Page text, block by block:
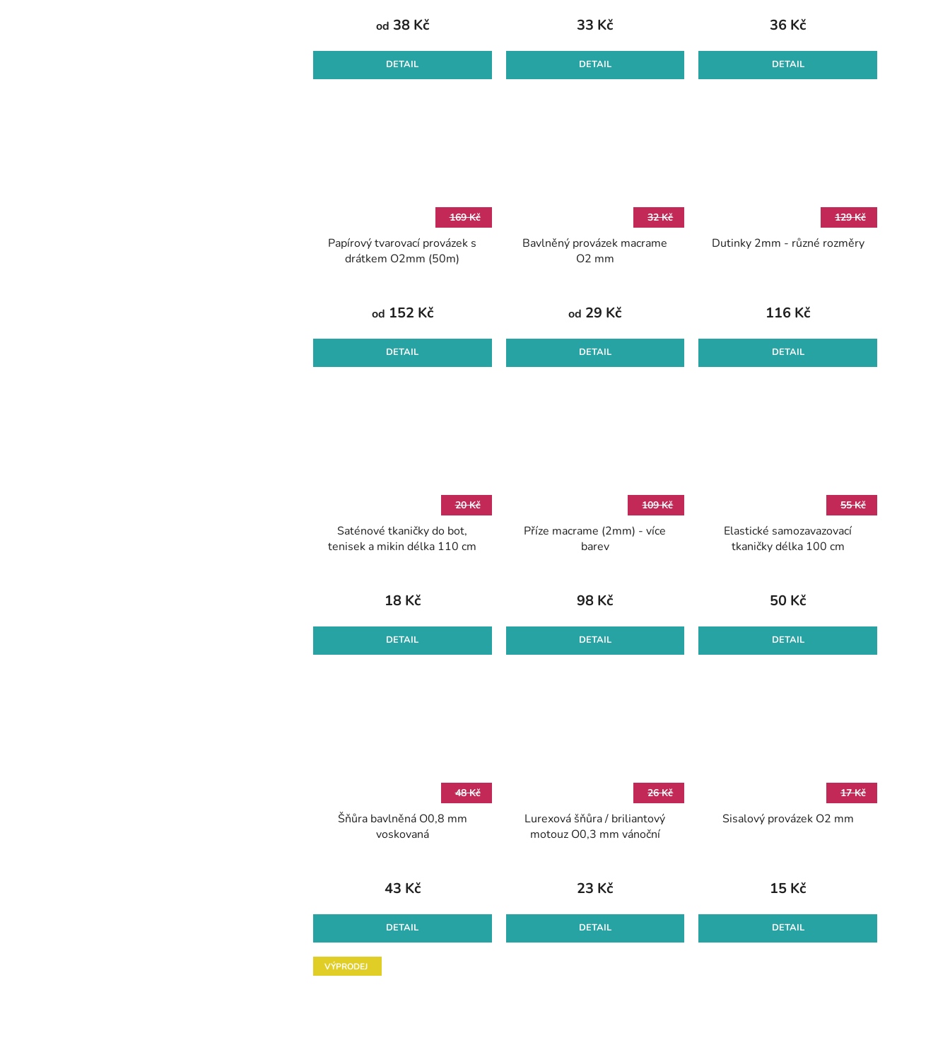
hodnocení
je
od 38 Kč
DETAIL
33 Kč
DETAIL
36 Kč
DETAIL
169 Kč
Papírový tvarovací provázek s
drátkem O2mm (50m)
od 152 Kč
DETAIL
32 Kč
Bavlněný provázek macrame
O2 mm
od 29 Kč
DETAIL
129 Kč
Dutinky 2mm - různé rozměry
116 Kč
DETAIL
20 Kč
Saténové tkaničky do bot,
tenisek a mikin délka 110 cm
18 Kč
DETAIL
109 Kč
Příze macrame (2mm) - více
barev
98 Kč
DETAIL
55 Kč
Elastické samozavazovací
tkaničky délka 100 cm
50 Kč
DETAIL
48 Kč
Šňůra bavlněná O0,8 mm
voskovaná
43 Kč
DETAIL
26 Kč
Lurexová šňůra / briliantový
motouz O0,3 mm vánoční
23 Kč
DETAIL
17 Kč
Sisalový provázek O2 mm
15 Kč
DETAIL
VÝPRODEJ